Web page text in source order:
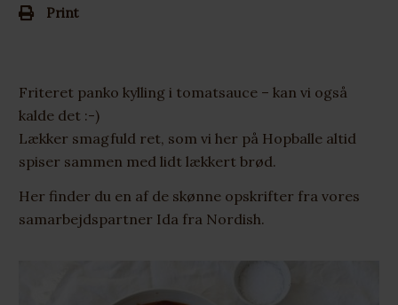
Print
Friteret panko kylling i tomatsauce – kan vi også
kalde det :-)
Lækker smagfuld ret, som vi her på Hopballe altid
spiser sammen med lidt lækkert brød.
Her finder du en af de skønne opskrifter fra vores
samarbejdspartner Ida fra Nordish.